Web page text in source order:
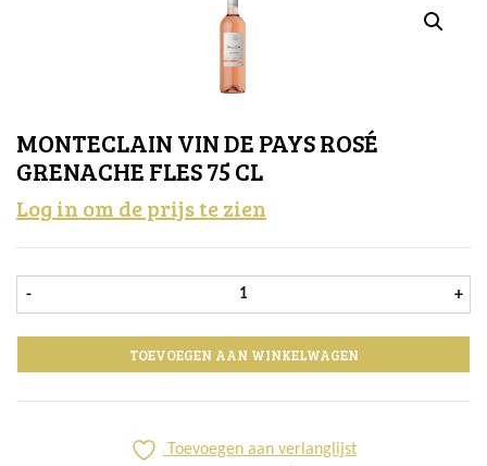
MONTECLAIN VIN DE PAYS ROSÉ
GRENACHE FLES 75 CL
Log in om de prijs te zien
- Monteclain Vin de Pays Rosé +
TOEVOEGEN AAN WINKELWAGEN
Toevoegen aan verlanglijst